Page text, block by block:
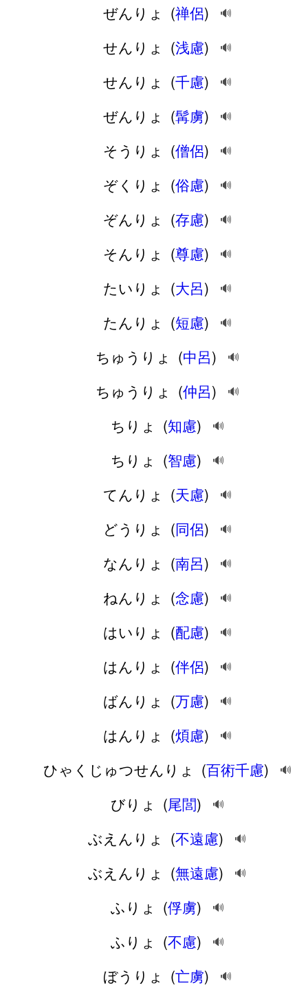
ぜんりょ (禅侶) 🔊
せんりょ (浅慮) 🔊
せんりょ (千慮) 🔊
ぜんりょ (髯虜) 🔊
そうりょ (僧侶) 🔊
ぞくりょ (俗慮) 🔊
ぞんりょ (存慮) 🔊
そんりょ (尊慮) 🔊
たいりょ (大呂) 🔊
たんりょ (短慮) 🔊
ちゅうりょ (中呂) 🔊
ちゅうりょ (仲呂) 🔊
ちりょ (知慮) 🔊
ちりょ (智慮) 🔊
てんりょ (天慮) 🔊
どうりょ (同侶) 🔊
なんりょ (南呂) 🔊
ねんりょ (念慮) 🔊
はいりょ (配慮) 🔊
はんりょ (伴侶) 🔊
ばんりょ (万慮) 🔊
はんりょ (煩慮) 🔊
ひゃくじゅつせんりょ (百術千慮) 🔊
びりょ (尾閭) 🔊
ぶえんりょ (不遠慮) 🔊
ぶえんりょ (無遠慮) 🔊
ふりょ (俘虜) 🔊
ふりょ (不慮) 🔊
ぼうりょ (亡虜) 🔊